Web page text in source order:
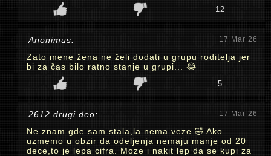
12
Anonimus: 17 Mar 26
Zato mene žena ne želi dodati u grupu roditelja jer
bi za čas bilo ratno stanje u grupi... 😂
5
2612 drugi deo: 17 Mar 26
Ne znam gde sam stala,la nema veze 🤣 Ako
uzmemo u obzir da odeljenja nemaju manje od 20
dece,to je lepa cifra. Moze i nakit lep da se kupi za